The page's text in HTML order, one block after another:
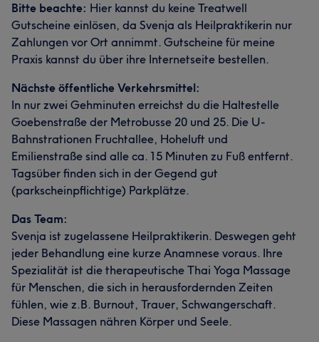
Bitte beachte: Hier kannst du keine Treatwell
Gutscheine einlösen, da Svenja als Heilpraktikerin nur
Zahlungen vor Ort annimmt. Gutscheine für meine
Praxis kannst du über ihre Internetseite bestellen.
Nächste öffentliche Verkehrsmittel:
In nur zwei Gehminuten erreichst du die Haltestelle
Goebenstraße der Metrobusse 20 und 25. Die U-
Bahnstrationen Fruchtallee, Hoheluft und
Emilienstraße sind alle ca. 15 Minuten zu Fuß entfernt.
Tagsüber finden sich in der Gegend gut
(parkscheinpflichtige) Parkplätze.
Das Team:
Svenja ist zugelassene Heilpraktikerin. Deswegen geht
jeder Behandlung eine kurze Anamnese voraus. Ihre
Spezialität ist die therapeutische Thai Yoga Massage
für Menschen, die sich in herausfordernden Zeiten
fühlen, wie z.B. Burnout, Trauer, Schwangerschaft.
Diese Massagen nähren Körper und Seele.